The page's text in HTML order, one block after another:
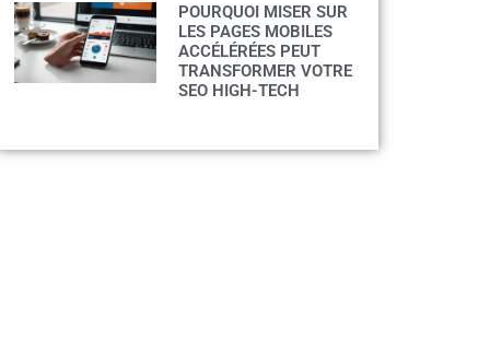
POURQUOI MISER SUR
LES PAGES MOBILES
ACCÉLÉRÉES PEUT
TRANSFORMER VOTRE
SEO HIGH-TECH